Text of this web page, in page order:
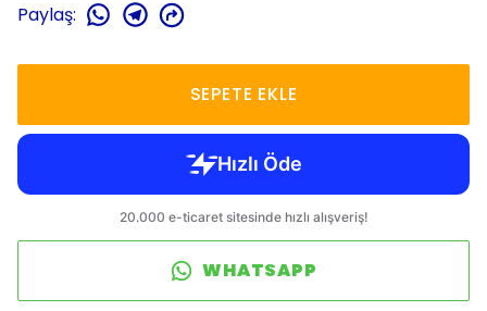
Paylaş:
SEPETE EKLE
WHATSAPP